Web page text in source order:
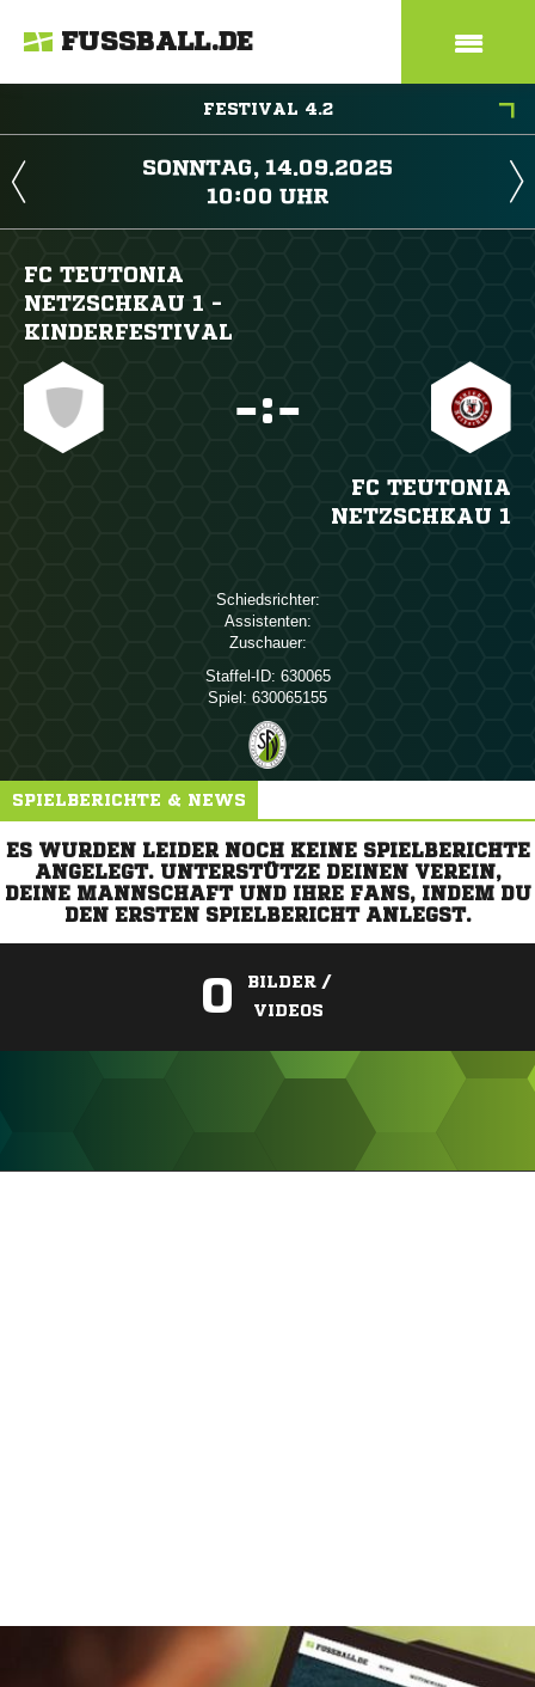
FUSSBALL.DE
FESTIVAL 4.2
 
 
FC TEUTONIA
NETZSCHKAU 1 -
KINDERFESTIVAL
:
FC TEUTONIA
NETZSCHKAU 1
Schiedsrichter:
Assistenten:
Zuschauer:
Staffel-ID: 630065
Spiel: 630065155
SPIELBERICHTE & NEWS
ES WURDEN LEIDER NOCH KEINE SPIELBERICHTE
ANGELEGT. UNTERSTÜTZE DEINEN VEREIN,
DEINE MANNSCHAFT UND IHRE FANS, INDEM DU
DEN ERSTEN SPIELBERICHT ANLEGST.
0
BILDER /
VIDEOS